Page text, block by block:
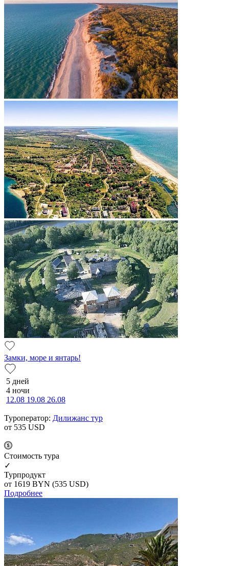
Замки, море и янтарь!
5 дней
4 ночи
12.08 19.08 26.08
Туроператор: Дилижанс тур
от 535 USD
Cтоимость тура
✓
Турпродукт
от 1619 BYN (535 USD)
Подробнее